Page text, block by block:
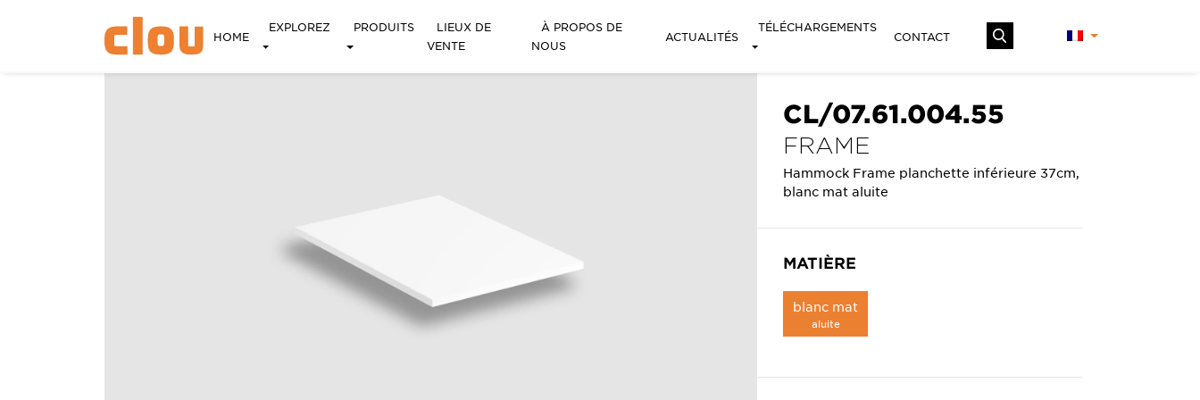
HOME
EXPLOREZ PRODUITS
LIEUX DE
VENTE
À PROPOS DE
NOUS
ACTUALITÉS
TÉLÉCHARGEMENTS
CONTACT
CL/07.61.004.55
FRAME
Hammock Frame planchette inférieure 37cm,
blanc mat aluite
MATIÈRE
blanc mat
aluite